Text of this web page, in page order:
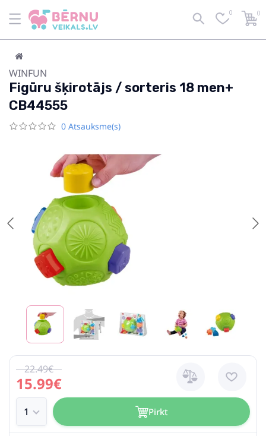
0 0
WINFUN
Figūru šķirotājs / sorteris 18 men+
CB44555
0 Atsauksme(s)
15.99€
22.49€
Pirkt